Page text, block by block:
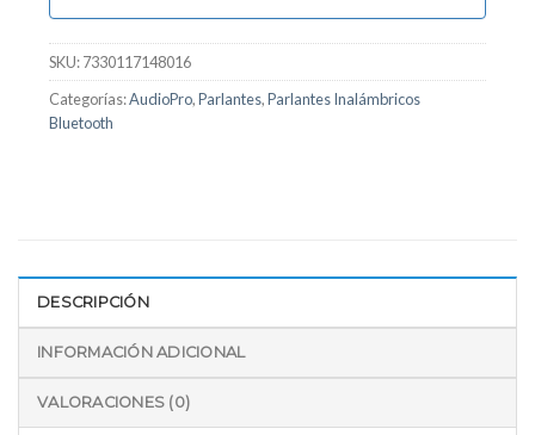
SKU:7330117148016
Categorías:AudioPro,Parlantes,Parlantes Inalámbricos
Bluetooth
DESCRIPCIÓN
INFORMACIÓN ADICIONAL
VALORACIONES (0)